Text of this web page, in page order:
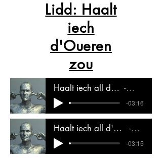
Lidd: Haalt
iech
d'Oueren
zou
Haalt iech all d'Oueren zou MUSEP
-03:16
Haalt iech all d'Oueren zou - Playback MUSEP
-03:15